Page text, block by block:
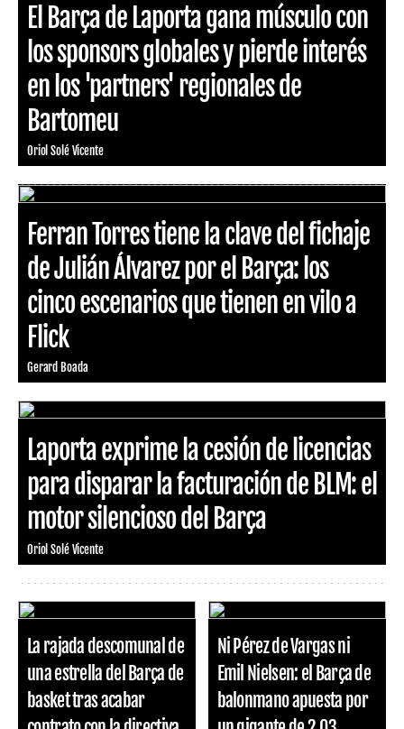
El Barça de Laporta gana músculo con
los sponsors globales y pierde interés
en los 'partners' regionales de
Bartomeu
Oriol Solé Vicente
Ferran Torres tiene la clave del fichaje
de Julián Álvarez por el Barça: los
cinco escenarios que tienen en vilo a
Flick
Gerard Boada
Laporta exprime la cesión de licencias
para disparar la facturación de BLM: el
motor silencioso del Barça
Oriol Solé Vicente
La rajada descomunal de
una estrella del Barça de
basket tras acabar
Ni Pérez de Vargas ni
Emil Nielsen: el Barça de
balonmano apuesta por